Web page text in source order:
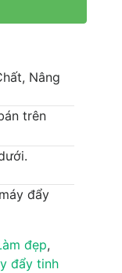
Nâng
trên
máy đẩy
đẹp,
đẩy tinh